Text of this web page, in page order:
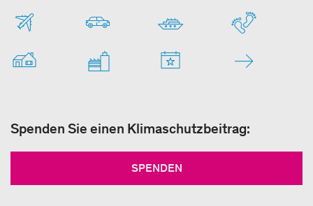
Spenden Sie einen Klimaschutzbeitrag:
SPENDEN